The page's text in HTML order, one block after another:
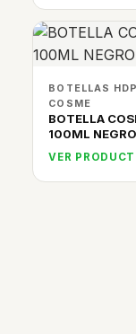
BOTELLAS
COSME
BOTELLA
100ML NEGRO
VER